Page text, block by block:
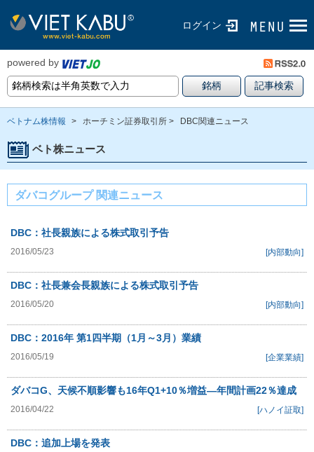
ログイン
powered by
ベトナム株情報 > ホーチミン証券取引所 > DBC関連ニュース
ベト株ニュース
ダバコグループ 関連ニュース
DBC：社長親族による株式取引予告
2016/05/23 [内部動向]
DBC：社長兼会長親族による株式取引予告
2016/05/20 [内部動向]
DBC：2016年 第1四半期（1月～3月）業績
2016/05/19 [企業業績]
ダバコG、天候不順影響も16年Q1+10％増益―年間計画22％達成
2016/04/22 [ハノイ証取]
DBC：追加上場を発表